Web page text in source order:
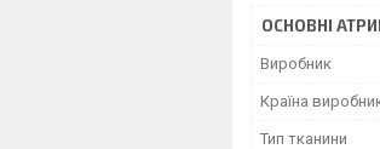
ОСНОВНІ
Виробник
Країна
Тип тканини